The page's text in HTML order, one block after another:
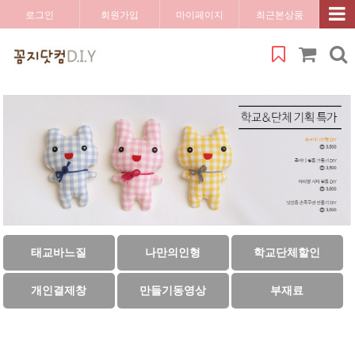
로그인 회원가입 마이페이지 최근본상품
태교바느질 나만의인형 학교단체할인
개인결제창 만들기동영상 부재료